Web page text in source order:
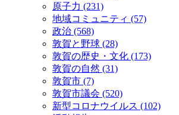
原子力 (231)
地域コミュニティ (57)
政治 (568)
敦賀と野球 (28)
敦賀の歴史・文化 (173)
敦賀の自然 (31)
敦賀市 (7)
敦賀市議会 (520)
新型コロナウイルス (102)